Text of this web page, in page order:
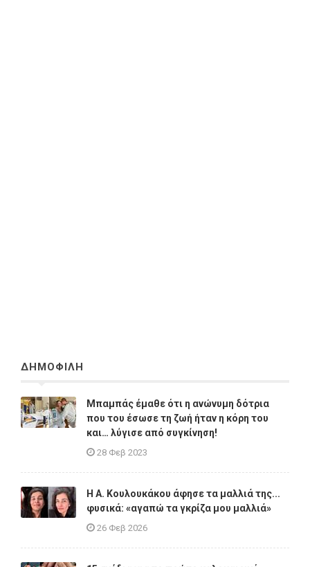
ΔΗΜΟΦΙΛΗ
Μπαμπάς έμαθε ότι η ανώνυμη δότρια
που του έσωσε τη ζωή ήταν η κόρη του
και… λύγισε από συγκίνηση!
28 Φεβ 2023
Η A. Κουλουκάκου άφησε τα μαλλιά της...
φυσικά: «αγαπώ τα γκρίζα μου μαλλιά»
26 Φεβ 2026